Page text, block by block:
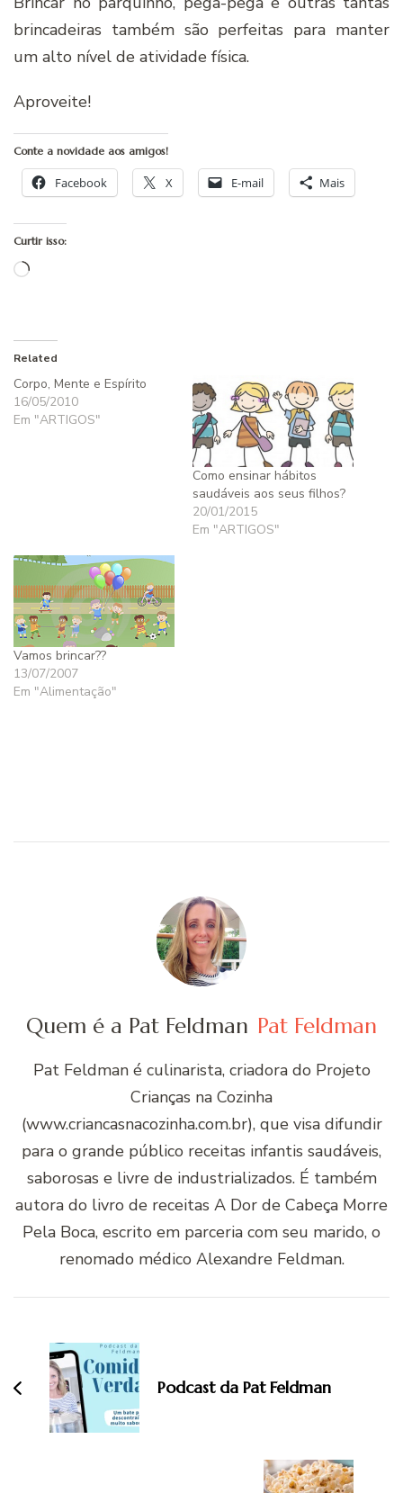
brincadeiras também são perfeitas para manter
um alto nível de atividade física.
Aproveite!
Conte a novidade aos amigos!
Facebook X E-mail Mais
Curtir isso:
Carregando...
Related
Corpo, Mente e Espírito
16/05/2010
Em "ARTIGOS"
Como ensinar hábitos
saudáveis aos seus filhos?
20/01/2015
Em "ARTIGOS"
Vamos brincar??
13/07/2007
Em "Alimentação"
Quem é a Pat Feldman Pat Feldman
Pat Feldman é culinarista, criadora do Projeto
Crianças na Cozinha
(www.criancasnacozinha.com.br), que visa difundir
para o grande público receitas infantis saudáveis,
saborosas e livre de industrializados. É também
autora do livro de receitas A Dor de Cabeça Morre
Pela Boca, escrito em parceria com seu marido, o
renomado médico Alexandre Feldman.
post
Podcast da Pat Feldman